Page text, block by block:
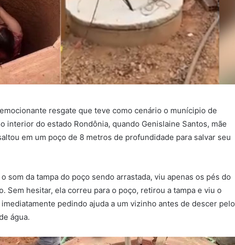
resgate que teve como cenário o munícipio de
interior do estado Rondônia, quando Genislaine Santos, mãe
em um poço de 8 metros de profundidade para salvar seu
som da tampa do poço sendo arrastada, viu apenas os pés do
Sem hesitar, ela correu para o poço, retirou a tampa e viu o
pedindo ajuda a um vizinho antes de descer pelo
água.